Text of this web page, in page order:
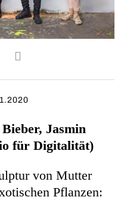
Jasmin
für Digitalität)
von Mutter
Pflanzen: